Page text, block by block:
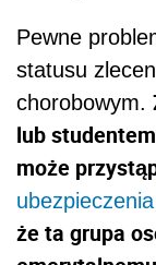
Pewne
statusu
chorobowym.
lub
może
ubezpieczenia
że ta grupa